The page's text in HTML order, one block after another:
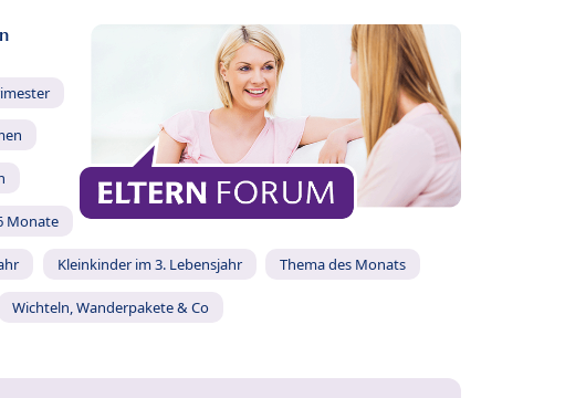
Monate
Kleinkinder im 3. Lebensjahr Thema des Monats
Wichteln, Wanderpakete & Co